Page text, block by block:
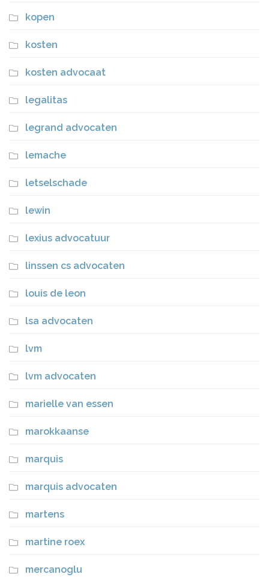
kopen
kosten
kosten advocaat
legalitas
legrand advocaten
lemache
letselschade
lewin
lexius advocatuur
linssen cs advocaten
louis de leon
lsa advocaten
lvm
lvm advocaten
marielle van essen
marokkaanse
marquis
marquis advocaten
martens
martine roex
mercanoglu